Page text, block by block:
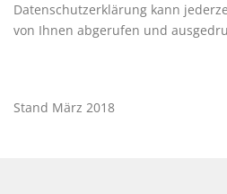
Datenschutzerklärung kann
von Ihnen abgerufen und
Stand März 2018